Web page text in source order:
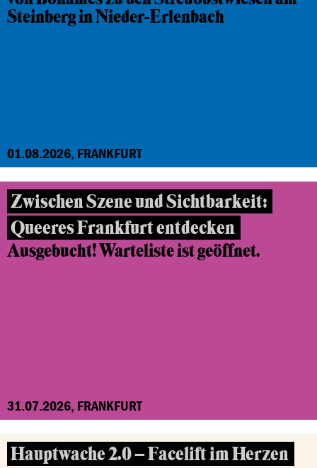
Steinberg in Nieder-Erlenbach
01.08.2026, FRANKFURT
Zwischen Szene und Sichtbarkeit:
Queeres Frankfurt entdecken
Ausgebucht! Warteliste ist geöffnet.
31.07.2026, FRANKFURT
Hauptwache 2.0 – Facelift im Herzen